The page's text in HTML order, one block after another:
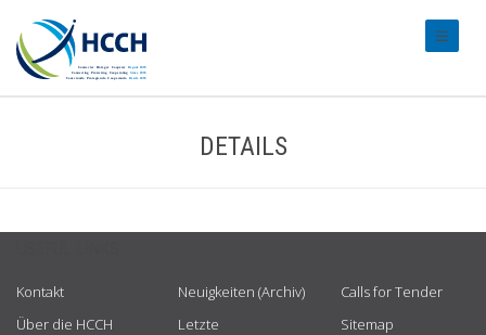
DETAILS
Kontakt
Über die HCCH
Neuigkeiten (Archiv)
Letzte
Calls for Tender
Sitemap